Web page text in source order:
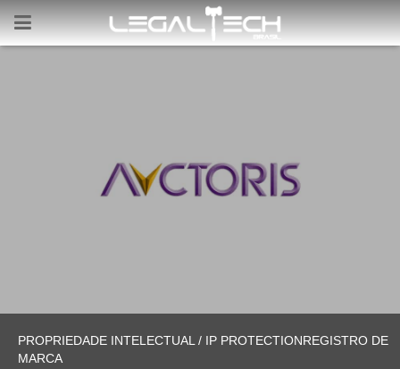
PROPRIEDADE INTELECTUAL / IP PROTECTIONREGISTRO DE
MARCA